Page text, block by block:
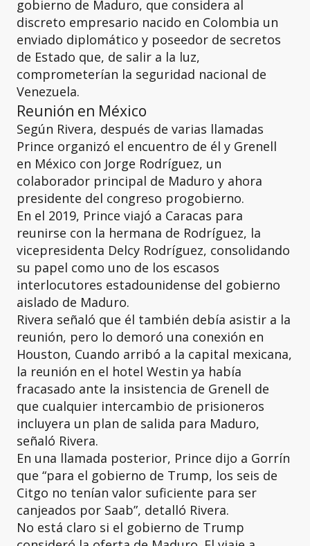
gobierno de Maduro, que considera al
discreto empresario nacido en Colombia un
enviado diplomático y poseedor de secretos
de Estado que, de salir a la luz,
comprometerían la seguridad nacional de
Venezuela.
Reunión en México
Según Rivera, después de varias llamadas
Prince organizó el encuentro de él y Grenell
en México con Jorge Rodríguez, un
colaborador principal de Maduro y ahora
presidente del congreso progobierno.
En el 2019, Prince viajó a Caracas para
reunirse con la hermana de Rodríguez, la
vicepresidenta Delcy Rodríguez, consolidando
su papel como uno de los escasos
interlocutores estadounidense del gobierno
aislado de Maduro.
Rivera señaló que él también debía asistir a la
reunión, pero lo demoró una conexión en
Houston, Cuando arribó a la capital mexicana,
la reunión en el hotel Westin ya había
fracasado ante la insistencia de Grenell de
que cualquier intercambio de prisioneros
incluyera un plan de salida para Maduro,
señaló Rivera.
En una llamada posterior, Prince dijo a Gorrín
que “para el gobierno de Trump, los seis de
Citgo no tenían valor suficiente para ser
canjeados por Saab”, detalló Rivera.
No está claro si el gobierno de Trump